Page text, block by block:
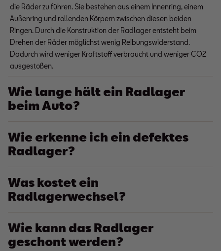
die Räder zu führen. Sie bestehen aus einem Innenring, einem
Außenring und rollenden Körpern zwischen diesen beiden
Ringen. Durch die Konstruktion der Radlager entsteht beim
Drehen der Räder möglichst wenig Reibungswiderstand.
Dadurch wird weniger Kraftstoff verbraucht und weniger CO2
ausgestoßen.
Wie lange hält ein Radlager
beim Auto?
Wie erkenne ich ein defektes
Radlager?
Was kostet ein
Radlagerwechsel?
Wie kann das Radlager
geschont werden?